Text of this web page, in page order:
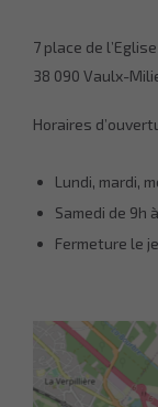
7 place de l’Eglise
38 090 Vaulx-
Horaires
Lundi, mardi,
Samedi de 9h
Fermeture le